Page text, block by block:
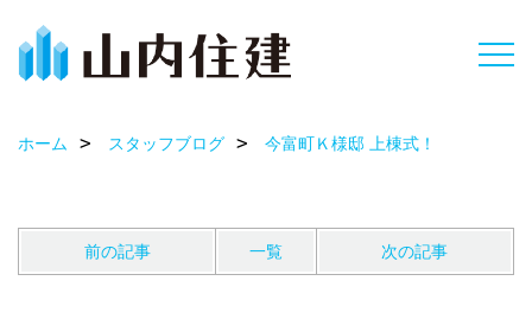
ホーム スタッフブログ 今富町Ｋ様邸 上棟式！
前の記事 一覧 次の記事